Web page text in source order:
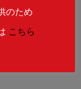
す。
し上げま
のため
こちら